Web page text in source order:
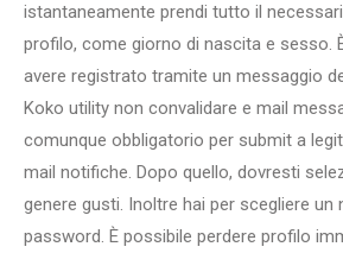
istantaneamente prendi tutto il
profilo, come giorno di nascita e sesso.
avere registrato tramite un messaggio
Koko utility non convalidare e mail
comunque obbligatorio per submit a
mail notifiche. Dopo quello, dovresti
genere gusti. Inoltre hai per scegliere un
password. È possibile perdere profilo